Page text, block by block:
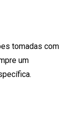
tomadas com
um